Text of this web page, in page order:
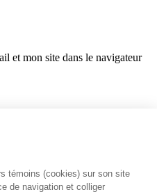
et mon site dans le navigateur
1915